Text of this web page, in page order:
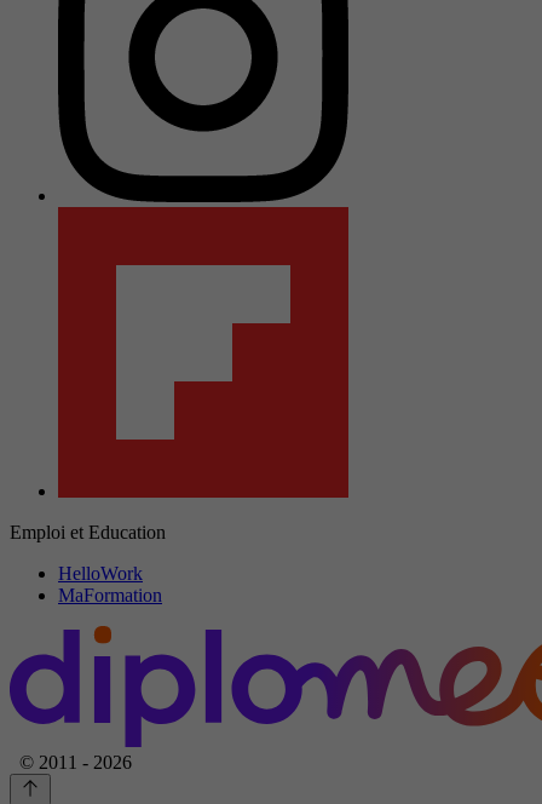
Emploi et Education
HelloWork
MaFormation
© 2011 - 2026